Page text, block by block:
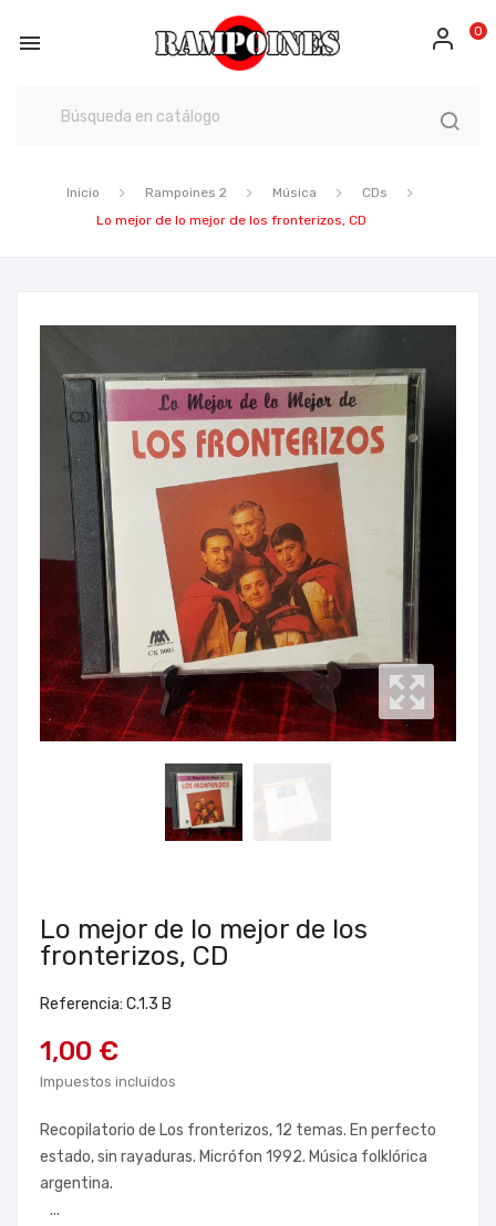
 0
Inicio Rampoines 2 Música
CDs
Lo mejor de lo mejor de los fronterizos, CD
Lo mejor de lo mejor de los
fronterizos, CD
Referencia: C.1.3 B
1,00 €
Impuestos incluidos
Recopilatorio de Los fronterizos, 12 temas. En perfecto
estado, sin rayaduras. Micrófon 1992. Música folklórica
argentina.
...